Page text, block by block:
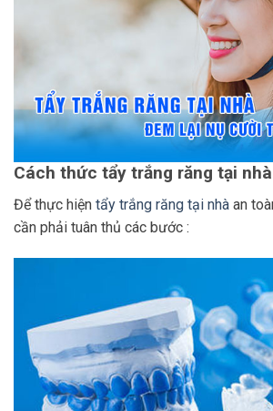
Cách thức tẩy trắng răng tại nhà
Để thực hiện tẩy trắng răng tại nhà an
cần phải tuân thủ các bước :